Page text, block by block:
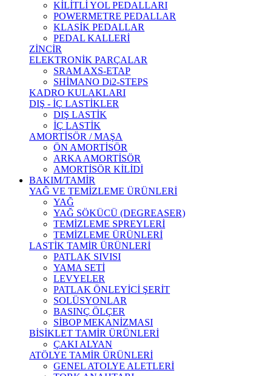
KİLİTLİ YOL PEDALLARI
POWERMETRE PEDALLAR
KLASİK PEDALLAR
PEDAL KALLERİ
ZİNCİR
ELEKTRONİK PARÇALAR
SRAM AXS-ETAP
SHİMANO Di2-STEPS
KADRO KULAKLARI
DIŞ - İÇ LASTİKLER
DIŞ LASTİK
İÇ LASTİK
AMORTİSÖR / MAŞA
ÖN AMORTİSÖR
ARKA AMORTİSÖR
AMORTİSÖR KİLİDİ
BAKIM/TAMİR
YAĞ VE TEMİZLEME ÜRÜNLERİ
YAĞ
YAĞ SÖKÜCÜ (DEGREASER)
TEMİZLEME SPREYLERİ
TEMİZLEME ÜRÜNLERİ
LASTİK TAMİR ÜRÜNLERİ
PATLAK SIVISI
YAMA SETİ
LEVYELER
PATLAK ÖNLEYİCİ ŞERİT
SOLÜSYONLAR
BASINÇ ÖLÇER
SİBOP MEKANİZMASI
BİSİKLET TAMİR ÜRÜNLERİ
ÇAKI ALYAN
ATÖLYE TAMİR ÜRÜNLERİ
GENEL ATOLYE ALETLERİ